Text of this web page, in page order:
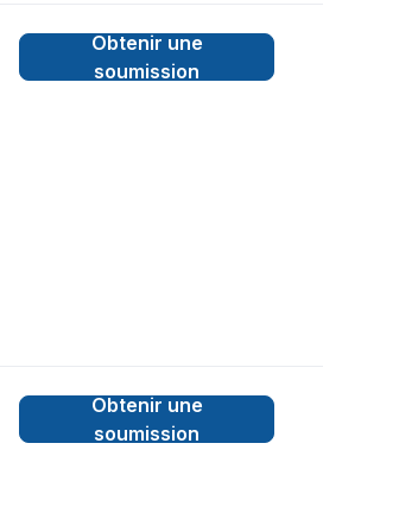
Obtenir une
soumission
Obtenir une
soumission